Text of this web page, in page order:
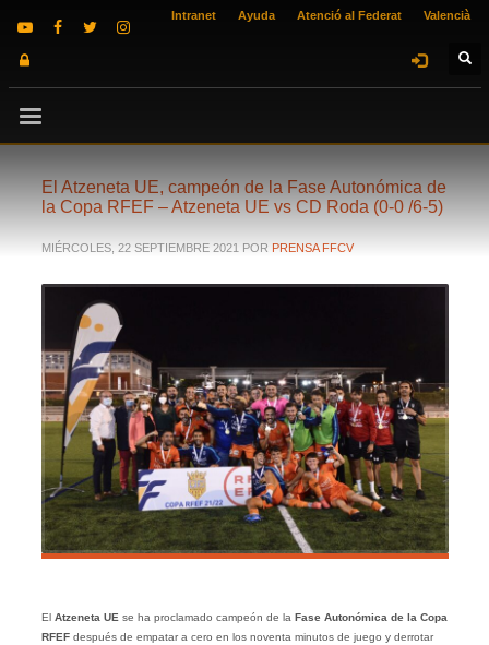
Intranet Ayuda Atenció al Federat Valencià
El Atzeneta UE, campeón de la Fase Autonómica de
la Copa RFEF – Atzeneta UE vs CD Roda (0-0 /6-5)
MIÉRCOLES, 22 SEPTIEMBRE 2021 POR PRENSA FFCV
El Atzeneta UE se ha proclamado campeón de la Fase Autonómica de la Copa
RFEFdespués de empatar a cero en los noventa minutos de juego y derrotar